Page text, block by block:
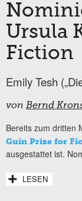
Ursula
Fiction
Emily Tesh
von Bernd
Bereits zum dritten
Guin Prize for
ausgestattet ist.
LESEN